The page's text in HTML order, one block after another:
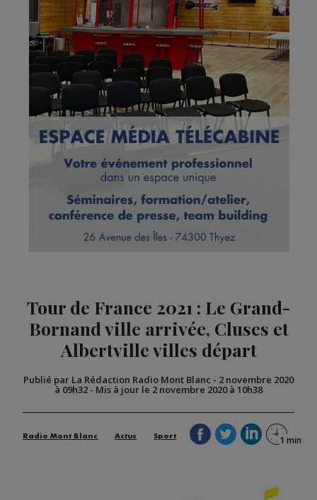
Tour de France 2021 : Le Grand-
Bornand ville arrivée, Cluses et
Albertville villes départ
Publié par La Rédaction Radio Mont Blanc - 2 novembre 2020
à 09h32 - Mis à jour le 2 novembre 2020 à 10h38
Radio Mont Blanc Actus Sport